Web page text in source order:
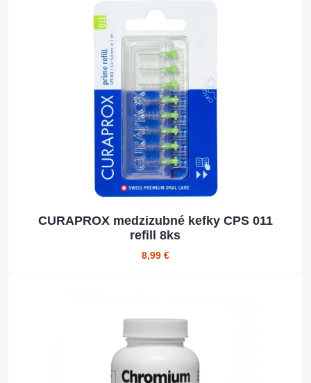
CURAPROX medzizubné kefky CPS 011
refill 8ks
8,99 €